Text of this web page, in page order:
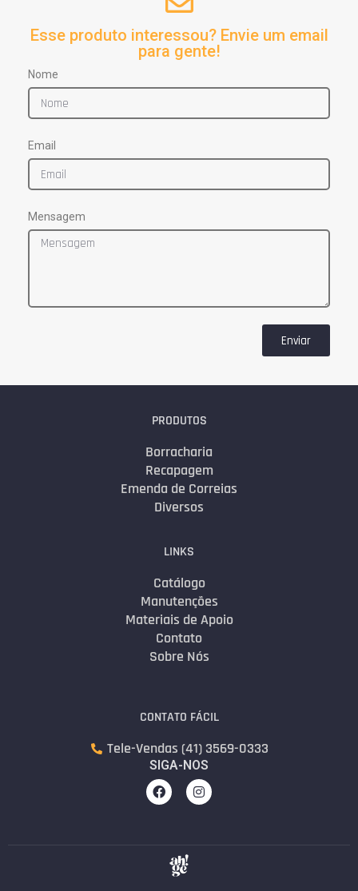
Esse produto interessou? Envie um email
para gente!
Nome
Email
Mensagem
Enviar
PRODUTOS
Borracharia
Recapagem
Emenda de Correias
Diversos
LINKS
Catálogo
Manutenções
Materiais de Apoio
Contato
Sobre Nós
CONTATO FÁCIL
Tele-Vendas (41) 3569-0333
SIGA-NOS